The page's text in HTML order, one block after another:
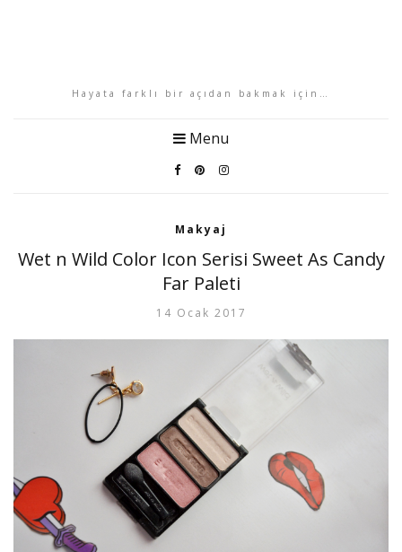
Hayata farklı bir açıdan bakmak için…
Menu
Makyaj
Wet n Wild Color Icon Serisi Sweet As Candy
Far Paleti
14 Ocak 2017